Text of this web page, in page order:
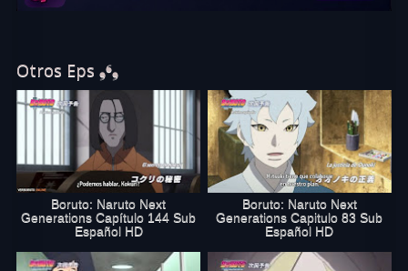
Online en verboruto.online
Otros Eps ❟❛❟
Boruto: Naruto Next
Generations Capítulo 144 Sub
Español HD
Boruto: Naruto Next
Generations Capitulo 83 Sub
Español HD